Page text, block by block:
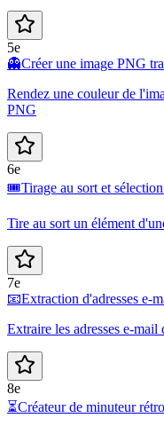
5e
👻Créer une image PNG
Rendez une couleur de
PNG
6e
🎟️Tirage au sort et
Tire au sort un élément
7e
📧Extraction d'adresses e-
Extraire les adresses e-
8e
⏳Créateur de minuteur